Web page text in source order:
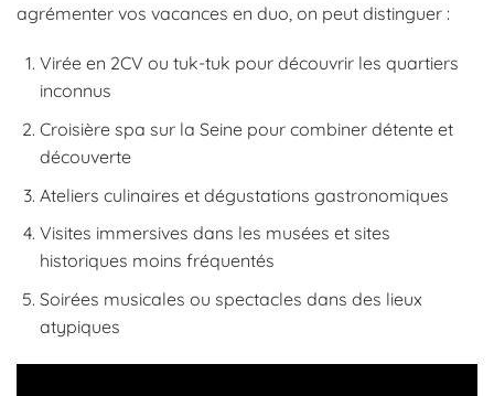
agrémenter vos vacances en duo, on peut distinguer :
Virée en 2CV ou tuk-tuk pour découvrir les quartiers
inconnus
Croisière spa sur la Seine pour combiner détente et
découverte
Ateliers culinaires et dégustations gastronomiques
Visites immersives dans les musées et sites
historiques moins fréquentés
Soirées musicales ou spectacles dans des lieux
atypiques